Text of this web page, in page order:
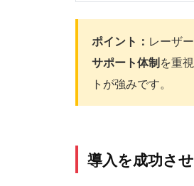
ポイント： レーザ
サポート体制を重
トが強みです。
導入を成功さ